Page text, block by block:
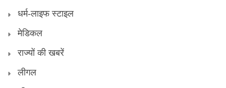
धर्म-लाइफ स्टाइल
मेडिकल
राज्यों की खबरें
लीगल